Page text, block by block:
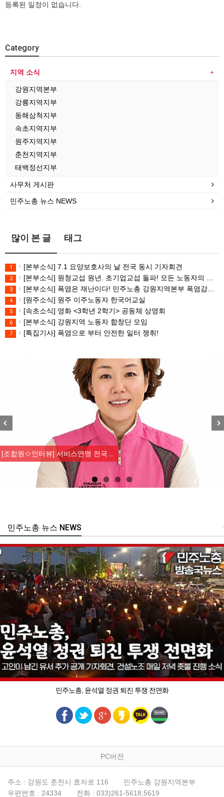
등록된 일정이 없습니다.
Category
지역 소식
강원지역본부
강릉지역지부
동해삼척지부
속초지역지부
원주지역지부
춘천지역지부
태백정선지부
사무처 게시판
민주노총 뉴스 NEWS
많이 본 글 태그
1 [본부소식] 7.1 요양보호사의 날 전국 동시 기자회견
2 [본부소식] 원청교섭 원년. 초기업교섭 돌파! 모든 노동자의 노동기본권 쟁취! 민주노총 7.15 총파업대회
3 [본부소식] 폭염은 재난이다! 민주노총 강원지역본부 폭염감시단 선포 기자회견
4 [원주소식] 원주 이주노동자 한국어교실
5 [속초소식] 영화 <3학년 2학기> 공동체 상영회
6 [본부소식] 강원지역 노동자 합창단 모임
7 [특집기사] 폭염으로 부터 안전한 일터 쟁취!
[조합원☆인터뷰] 서비스연맹 전국…
주노총 뉴스 NEWS
민주노총, 윤석열 정권 퇴진 투쟁 전면화
PC버전
주소 : 강원도 춘천시 효자로 116
민주노총 강원지역본부
우편번호 : 24334
전화 : 033)261-5618,5619